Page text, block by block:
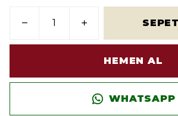
HEMEN AL
WHATSAPP